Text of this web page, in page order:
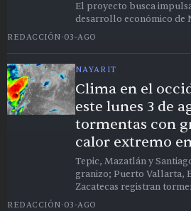
El proyecto busca
desarrollo económico de
REDACCIÓN· 03-AGO
NAYARIT
Clima en el
este lunes 3 de
tormentas con
calor extremo
Tepic, Mazatlán y
granizo; Puerto Vallarta,
Zacatecas registran
alcanza los 37 °C este lunes.
REDACCIÓN· 03-AGO